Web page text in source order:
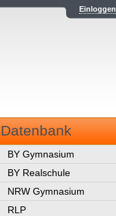
Einloggen
Datenbank
BY Gymnasium
BY Realschule
NRW Gymnasium
RLP